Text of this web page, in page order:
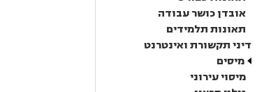
אובדן כושר עבודה
תאונות תלמידים
דיני תקשורת ואינטרנט
מיסים
מיסוי עירוני